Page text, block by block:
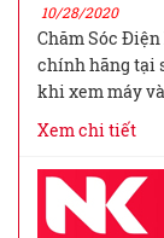
10/28/2020
Chăm Sóc
chính hãng tại
khi xem máy
Xem chi tiết